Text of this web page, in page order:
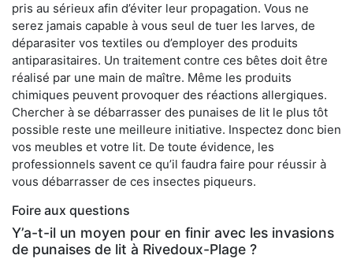
pris au sérieux afin d’éviter leur propagation. Vous ne
serez jamais capable à vous seul de tuer les larves, de
déparasiter vos textiles ou d’employer des produits
antiparasitaires. Un traitement contre ces bêtes doit être
réalisé par une main de maître. Même les produits
chimiques peuvent provoquer des réactions allergiques.
Chercher à se débarrasser des punaises de lit le plus tôt
possible reste une meilleure initiative. Inspectez donc bien
vos meubles et votre lit. De toute évidence, les
professionnels savent ce qu’il faudra faire pour réussir à
vous débarrasser de ces insectes piqueurs.
Foire aux questions
Y’a-t-il un moyen pour en finir avec les invasions
de punaises de lit à Rivedoux-Plage ?